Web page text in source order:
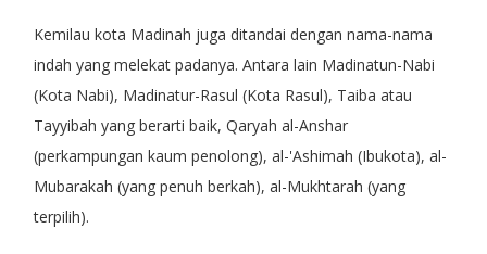
Kemilau kota Madinah juga ditandai dengan nama-nama
indah yang melekat padanya. Antara lain Madinatun-Nabi
(Kota Nabi), Madinatur-Rasul (Kota Rasul), Taiba atau
Tayyibah yang berarti baik, Qaryah al-Anshar
(perkampungan kaum penolong), al-'Ashimah (Ibukota), al-
Mubarakah (yang penuh berkah), al-Mukhtarah (yang
terpilih).